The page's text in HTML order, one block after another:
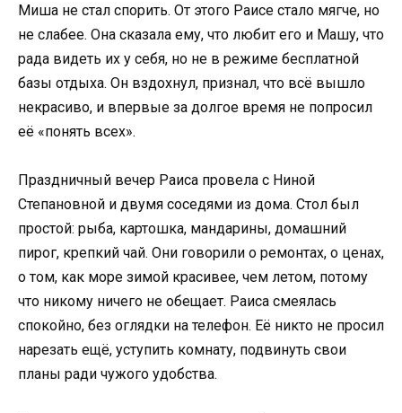
Миша не стал спорить. От этого Раисе стало мягче, но
не слабее. Она сказала ему, что любит его и Машу, что
рада видеть их у себя, но не в режиме бесплатной
базы отдыха. Он вздохнул, признал, что всё вышло
некрасиво, и впервые за долгое время не попросил
её «понять всех».
Праздничный вечер Раиса провела с Ниной
Степановной и двумя соседями из дома. Стол был
простой: рыба, картошка, мандарины, домашний
пирог, крепкий чай. Они говорили о ремонтах, о ценах,
о том, как море зимой красивее, чем летом, потому
что никому ничего не обещает. Раиса смеялась
спокойно, без оглядки на телефон. Её никто не просил
нарезать ещё, уступить комнату, подвинуть свои
планы ради чужого удобства.